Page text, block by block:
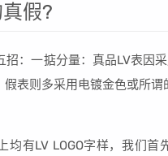
假?
招：一掂分量：真品LV表因
假表则多采用电镀金色或所
均有LV LOGO字样，我们